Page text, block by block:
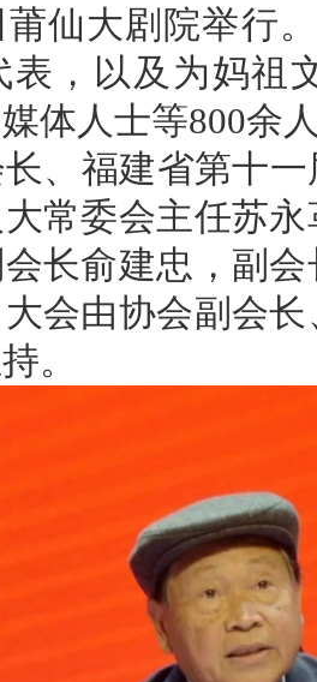
仙大剧院举行
表，以及为妈祖
体人士等800余
、福建省第十
常委会主任苏
长俞建忠，副
会由协会副会
。